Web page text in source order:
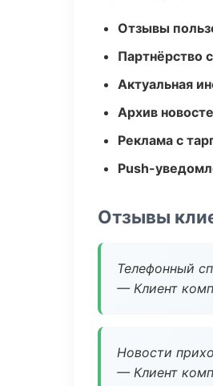
Отзывы
Партнёрство
Актуальная
Архив
Реклама с
Push-
Отзывы
Телефонный
— Клиент
Новости
— Клиент